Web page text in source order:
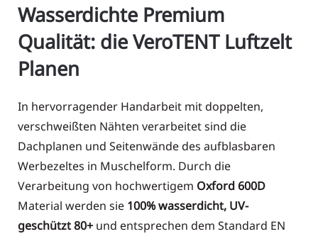
Wasserdichte Premium
Qualität: die VeroTENT Luftzelt
Planen
In hervorragender Handarbeit mit doppelten,
verschweißten Nähten verarbeitet sind die
Dachplanen und Seitenwände des aufblasbaren
Werbezeltes in Muschelform. Durch die
Verarbeitung von hochwertigem Oxford 600D
Material werden sie 100% wasserdicht, UV-
geschützt 80+ und entsprechen dem Standard EN